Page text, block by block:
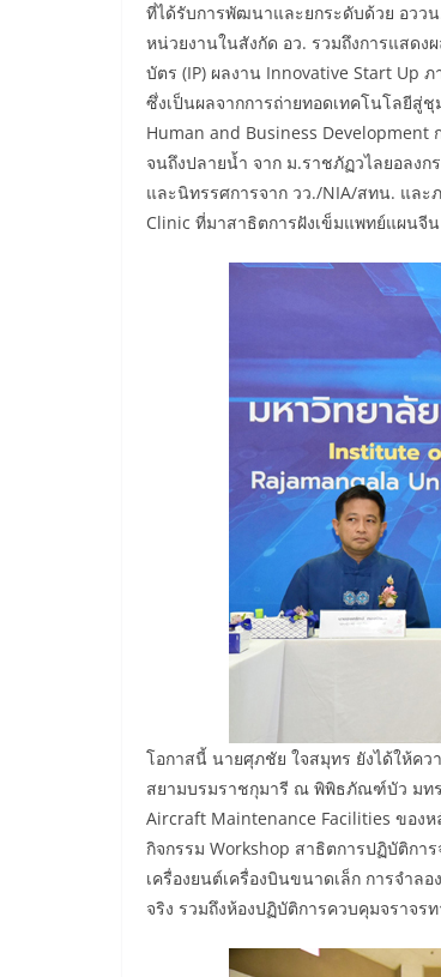
ที่ได้รับการพัฒนาและยกระดับด้วย อวว
หน่วยงานในสังกัด อว. รวมถึงการแสด
บัตร (IP) ผลงาน Innovative Start Up ภ
ซึ่งเป็นผลจากการถ่ายทอดเทคโนโลยีสู่
Human and Business
จนถึงปลายน้ำ จาก ม.ราชภัฏวไลยอลง
และนิทรรศการจาก วว./NIA/สทน. และ
Clinic ที่มาสาธิตการฝังเข็มแพทย์แผนจีน
โอกาสนี้ นายศุภชัย ใจสมุทร ยังได้ให้ค
สยามบรมราชกุมารี ณ พิพิธภัณฑ์บัว มทร
Aircraft Maintenance Facilities ของ
กิจกรรม Workshop สาธิตการปฏิบัติกา
เครื่องยนต์เครื่องบินขนาดเล็ก การจำล
จริง รวมถึงห้องปฏิบัติการควบคุมจราจร